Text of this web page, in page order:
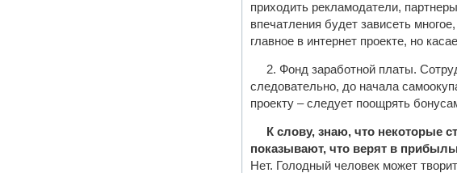
приходить рекламодатели,
впечатления будет зависеть
главное в интернет проекте, но
2. Фонд заработной платы.
следовательно, до начала
проекту – следует поощрять
К слову, знаю, что некоторые
показывают, что верят в
Нет. Голодный человек может